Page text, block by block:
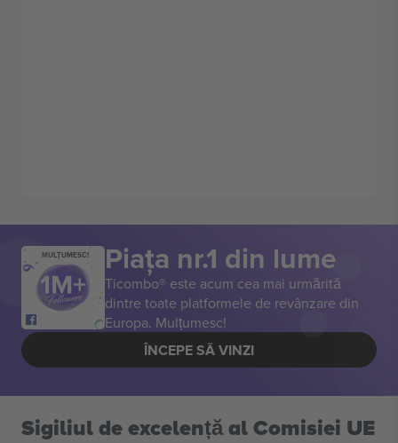
MULȚUMESC! Piața nr.1 din lume
Ticombo® este acum cea mai urmărită
dintre toate platformele de revânzare din
Europa. Mulțumesc!
ÎNCEPE SĂ VINZI
Sigiliul de excelență al Comisiei UE